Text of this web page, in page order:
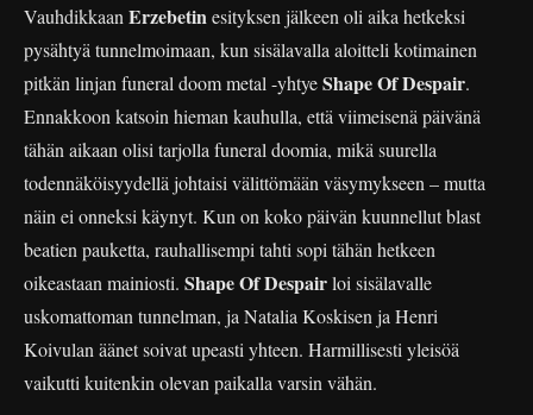
VauhdikkaanErzebetinesityksen jälkeen oli aika hetkeksi
pysähtyä tunnelmoimaan, kun sisälavalla aloitteli kotimainen
pitkän linjan funeral doom metal -yhtyeShape Of Despair.
Ennakkoon katsoin hieman kauhulla, että viimeisenä päivänä
tähän aikaan olisi tarjolla funeral doomia, mikä suurella
todennäköisyydellä johtaisi välittömään väsymykseen – mutta
näin ei onneksi käynyt. Kun on koko päivän kuunnellut blast
beatien pauketta, rauhallisempi tahti sopi tähän hetkeen
oikeastaan mainiosti. Shape Of Despairloi sisälavalle
uskomattoman tunnelman, ja Natalia Koskisen ja Henri
Koivulan äänet soivat upeasti yhteen. Harmillisesti yleisöä
vaikutti kuitenkin olevan paikalla varsin vähän.